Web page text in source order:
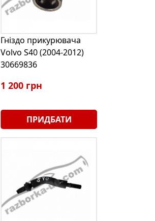
Гніздо прикурювача
Volvo S40 (2004-2012)
30669836
1 200 грн
ПРИДБАТИ